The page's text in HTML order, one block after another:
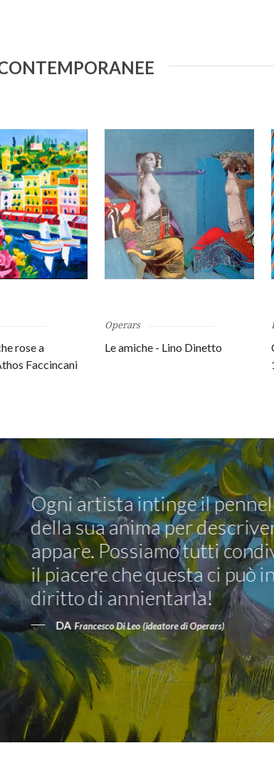
rose a
Faccincani
Operars
Le amiche - Lino Dinetto
Operars è
affacciano
DA Francesco